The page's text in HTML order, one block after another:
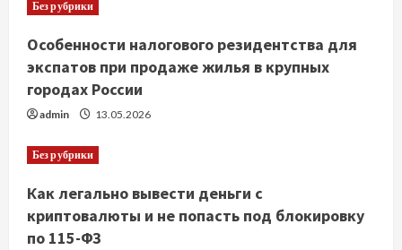
Без рубрики
Особенности налогового резидентства для
экспатов при продаже жилья в крупных
городах России
admin 13.05.2026
Без рубрики
Как легально вывести деньги с
криптовалюты и не попасть под блокировку
по 115-ФЗ